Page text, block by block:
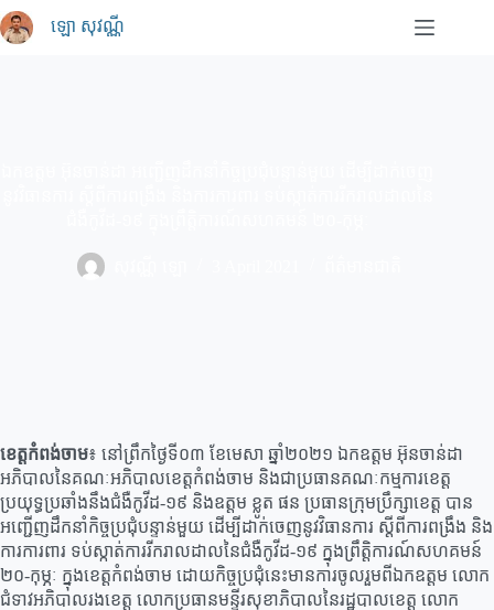
Skip
to
content
ឡោ សុវណ្ណី
ខេត្ដកំពង់ចាម៖ នៅព្រឹកថ្ងៃទី០៣ ខែមេសា ឆ្នាំ២០២១ ឯកឧត្តម អ៊ុនចាន់ដា
អភិបាលនៃគណៈអភិបាលខេត្តកំពង់ចាម និងជាប្រធានគណៈកម្មការខេត្ត
ប្រយុទ្ធប្រឆាំងនឹងជំងឺកូវីដ-១៩ និងឧត្តម ខ្លូត ផន ប្រធានក្រុមប្រឹក្សាខេត្ត បាន
អញ្ជើញដឹកនាំកិច្ចប្រជុំបន្ទាន់មួយ ដើម្បីដាក់ចេញនូវវិធានការ ស្តីពីការពង្រឹង និង
ការការពារ ទប់ស្កាត់ការរីករាលដាលនៃជំងឺកូវីដ-១៩ ក្នុងព្រឹត្តិការណ៍សហគមន៍
២០-កុម្ភៈ ក្នុងខេត្តកំពង់ចាម ដោយកិច្ចប្រជុំនេះមានការចូលរួមពីឯកឧត្តម លោក
ជំទាវអភិបាលរងខេត្ត លោកប្រធានមន្ទីរសុខាភិបាលនៃរដ្ឋបាលខេត្ត លោក